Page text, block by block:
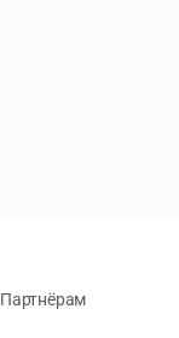
Партнёрам